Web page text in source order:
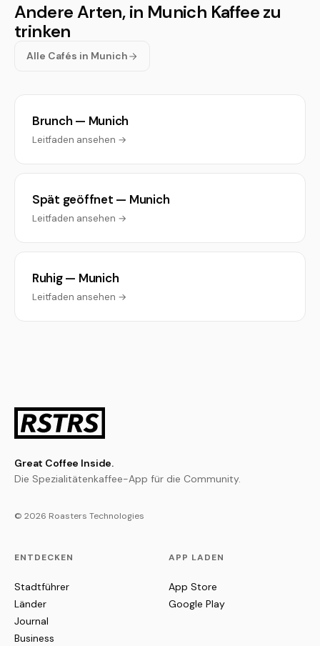
Andere Arten, in Munich Kaffee zu
trinken
Alle Cafés in Munich
Brunch — Munich
Leitfaden ansehen →
Spät geöffnet — Munich
Leitfaden ansehen →
Ruhig — Munich
Leitfaden ansehen →
Great Coffee Inside.
Die Spezialitätenkaffee-App für die Community.
© 2026 Roasters Technologies
ENTDECKEN
Stadtführer
Länder
Journal
Business
APP LADEN
App Store
Google Play